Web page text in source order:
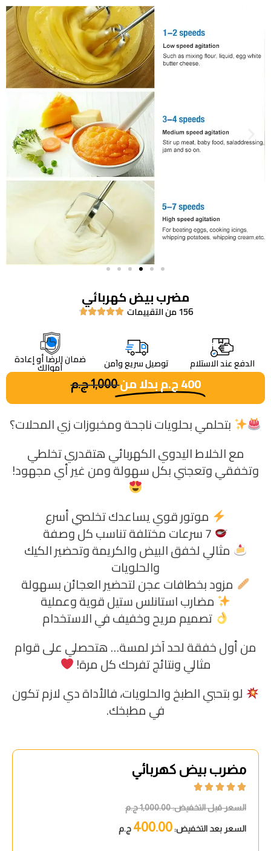
مضرب بيض كهربائي
156 من التقييمات 




الدفع عند الاستلام توصيل سريع واَمن ضمان الرضا أو إعادة
أموالك
400ج.مبدلا من1,000ج.م
بتحلمي بحلويات ناجحة ومخبوزات زي المحلات؟
مع الخلاط اليدوي الكهربائي هتقدري تخلطي
وتخفقي وتعجني بكل سهولة ومن غير أي مجهود!
موتور قوي يساعدك تخلصي أسرع
مثالي لخفق البيض والكريمة وتحضير الكيك
والحلويات
مزود بخطافات عجن لتحضير العجائن بسهولة
مضارب استانلس ستيل قوية وعملية
تصميم مريح وخفيف في الاستخدام
من أول خفقة لحد آخر لمسة… هتحصلي على قوام
مثالي ونتائج تفرحك كل مرة!
لو بتحبي الطبخ والحلويات، فالأداة دي لازم تكون
في مطبخك.
مضرب بيض كهربائي





السعر قبل التخفيض:1,000.00ج.م
السعر بعد التخفيض:400.00 ج.م